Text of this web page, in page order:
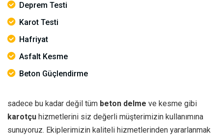
Deprem Testi
Karot Testi
Hafriyat
Asfalt Kesme
Beton Güçlendirme
sadece bu kadar değil tüm beton delme ve kesme gibi
karotçu hizmetlerini siz değerli müşterimizin kullanımına
sunuyoruz. Ekiplerimizin kaliteli hizmetlerinden yararlanmak